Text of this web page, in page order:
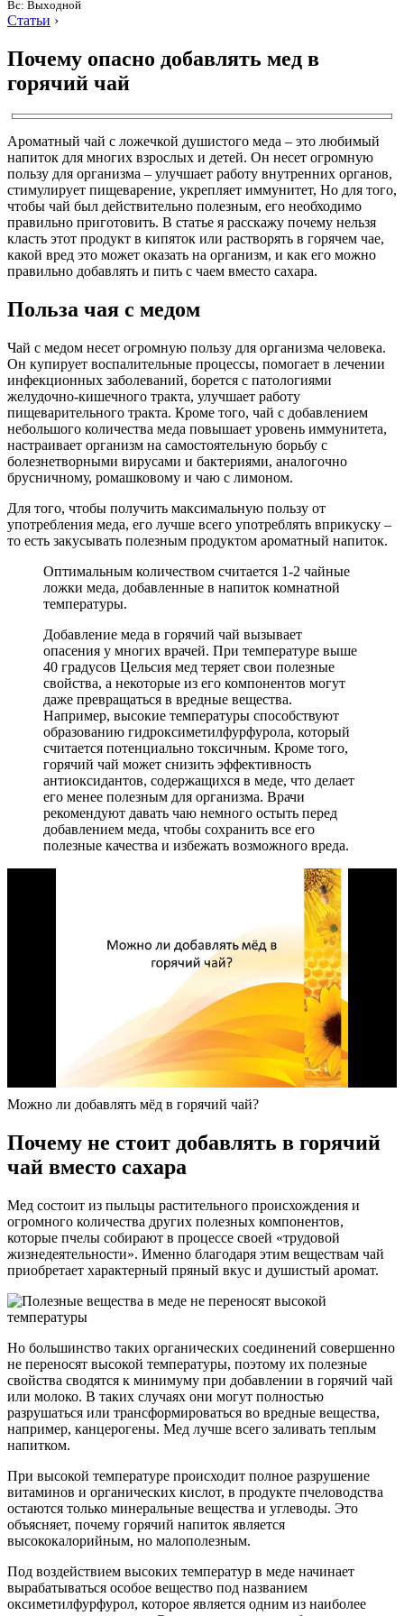
Вс: Выходной
Статьи ›
Почему опасно добавлять мед в
горячий чай
Ароматный чай с ложечкой душистого меда – это любимый
напиток для многих взрослых и детей. Он несет огромную
пользу для организма – улучшает работу внутренних органов,
стимулирует пищеварение, укрепляет иммунитет, Но для того,
чтобы чай был действительно полезным, его необходимо
правильно приготовить. В статье я расскажу почему нельзя
класть этот продукт в кипяток или растворять в горячем чае,
какой вред это может оказать на организм, и как его можно
правильно добавлять и пить с чаем вместо сахара.
Польза чая с медом
Чай с медом несет огромную пользу для организма человека.
Он купирует воспалительные процессы, помогает в лечении
инфекционных заболеваний, борется с патологиями
желудочно-кишечного тракта, улучшает работу
пищеварительного тракта. Кроме того, чай с добавлением
небольшого количества меда повышает уровень иммунитета,
настраивает организм на самостоятельную борьбу с
болезнетворными вирусами и бактериями, аналогочно
брусничному, ромашковому и чаю с лимоном.
Для того, чтобы получить максимальную пользу от
употребления меда, его лучше всего употреблять вприкуску –
то есть закусывать полезным продуктом ароматный напиток.
Оптимальным количеством считается 1-2 чайные
ложки меда, добавленные в напиток комнатной
температуры.
Добавление меда в горячий чай вызывает
опасения у многих врачей. При температуре выше
40 градусов Цельсия мед теряет свои полезные
свойства, а некоторые из его компонентов могут
даже превращаться в вредные вещества.
Например, высокие температуры способствуют
образованию гидроксиметилфурфурола, который
считается потенциально токсичным. Кроме того,
горячий чай может снизить эффективность
антиоксидантов, содержащихся в меде, что делает
его менее полезным для организма. Врачи
рекомендуют давать чаю немного остыть перед
добавлением меда, чтобы сохранить все его
полезные качества и избежать возможного вреда.
Можно ли добавлять мёд в горячий чай?
Почему не стоит добавлять в горячий
чай вместо сахара
Мед состоит из пыльцы растительного происхождения и
огромного количества других полезных компонентов,
которые пчелы собирают в процессе своей «трудовой
жизнедеятельности». Именно благодаря этим веществам чай
приобретает характерный пряный вкус и душистый аромат.
Но большинство таких органических соединений совершенно
не переносят высокой температуры, поэтому их полезные
свойства сводятся к минимуму при добавлении в горячий чай
или молоко. В таких случаях они могут полностью
разрушаться или трансформироваться во вредные вещества,
например, канцерогены. Мед лучше всего заливать теплым
напитком.
При высокой температуре происходит полное разрушение
витаминов и органических кислот, в продукте пчеловодства
остаются только минеральные вещества и углеводы. Это
объясняет, почему горячий напиток является
высококалорийным, но малополезным.
Под воздействием высоких температур в меде начинает
вырабатываться особое вещество под названием
оксиметилфурфурол, которое является одним из наиболее